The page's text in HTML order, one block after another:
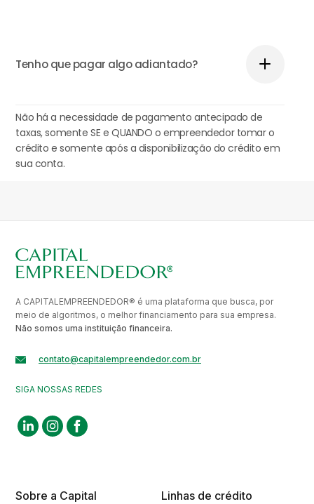
Tenho que pagar algo adiantado?
Não há a necessidade de pagamento antecipado de
taxas, somente SE e QUANDO o empreendedor tomar o
crédito e somente após a disponibilização do crédito em
sua conta.
A CAPITALEMPREENDEDOR® é uma plataforma que busca, por
meio de algoritmos, o melhor financiamento para sua empresa.
Não somos uma instituição financeira.
contato@capitalempreendedor.com.br
SIGA NOSSAS REDES
Sobre a Capital Linhas de crédito